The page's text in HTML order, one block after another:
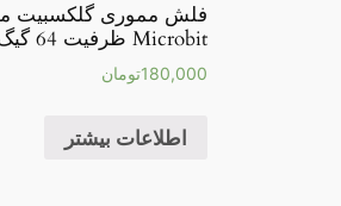
فلش مموری گلکسبیت
Microbit ظرفیت 64 گیگ
180,000تومان
اطلاعات بیشتر